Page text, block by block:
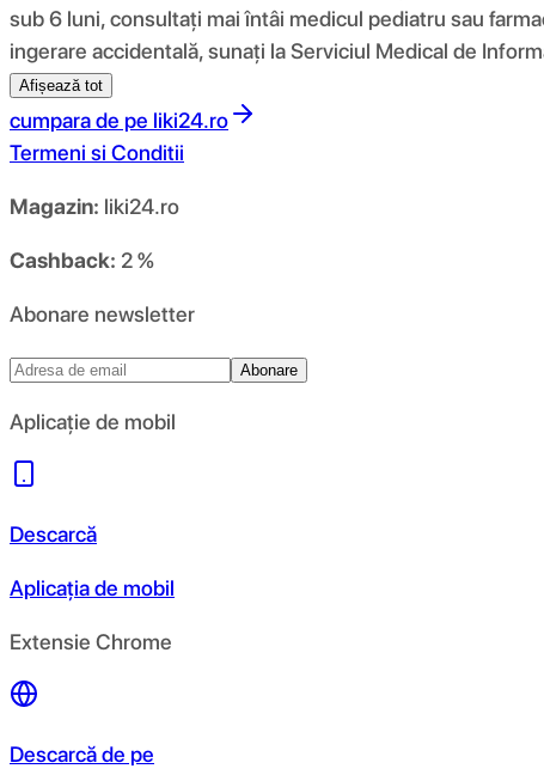
sub 6 luni, consultați mai întâi medicul pediatru sau
ingerare accidentală, sunați la Serviciul Medical de
Afișează tot
cumpara de pe liki24.ro
Termeni si Conditii
Magazin: liki24.ro
Cashback: 2 %
Abonare newsletter
Abonare
Aplicație de mobil
Descarcă
Aplicația de mobil
Extensie Chrome
Descarcă de pe